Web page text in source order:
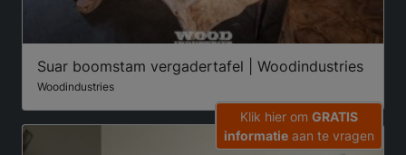
Suar boomstam vergadertafel | Woodindustries
Woodindustries
Klik hier om GRATIS
informatie aan te vragen